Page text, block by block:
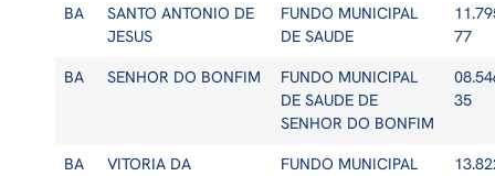
BA
SANTO ANTONIO DE
JESUS
FUNDO MUNICIPAL
DE SAUDE
77
BA SENHOR DO BONFIM
FUNDO MUNICIPAL
DE SAUDE DE
SENHOR DO BONFIM
35
BA
VITORIA DA
FUNDO MUNICIPAL